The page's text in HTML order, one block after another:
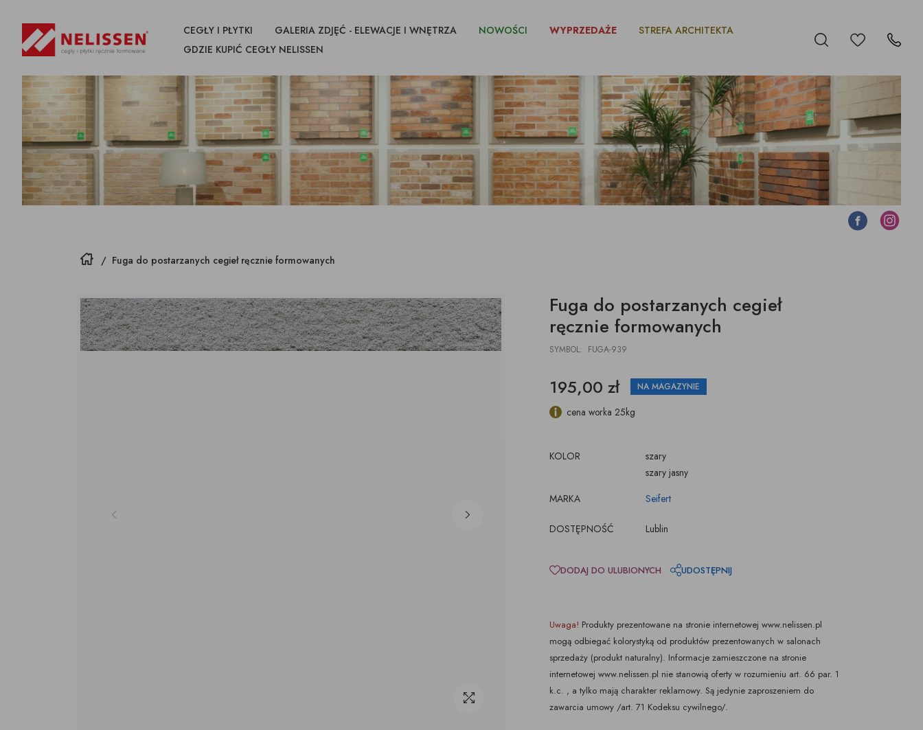
CEGŁY I PŁYTKI
CEGŁY I PŁYTKI
WSZYSTKIE
PRODUKTY
CEGŁY PŁYTKI CIĘTE Z CEGŁY
NAROŻNIKI CIĘTE Z
CEGŁY
FUGI KLEJE
IMPREGNATY
GALERIA ZDJĘĆ - ELEWACJE I WNĘTRZA NOWOŚCI WYPRZEDAŻE
STREFA ARCHITEKTA
GDZIE KUPIĆ CEGŁY NELISSEN
Szukaj Ulubione Kontakt
FacebookInstagram
Strona główna
/ Fuga do postarzanych cegieł ręcznie formowanych
Fuga do postarzanych cegieł
ręcznie formowanych
SYMBOL: FUGA-939
195,00 zł NA MAGAZYNIE
cena worka 25kg
KOLOR
szary
szary jasny
MARKA
Seifert
DOSTĘPNOŚĆ Lublin
DODAJ DO ULUBIONYCH UDOSTĘPNIJ
Uwaga! Produkty prezentowane na stronie internetowej www.nelissen.pl
mogą odbiegać kolorystyką od produktów prezentowanych w salonach
sprzedaży (produkt naturalny). Informacje zamieszczone na stronie
internetowej www.nelissen.pl nie stanowią oferty w rozumieniu art. 66 par. 1
k.c. , a tylko mają charakter reklamowy. Są jedynie zaproszeniem do
zawarcia umowy /art. 71 Kodeksu cywilnego/.